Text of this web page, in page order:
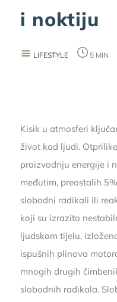
i noktiju
LIFESTYLE 5 MIN
Kisik u atmosferi
život kod ljudi.
proizvodnju energije i
međutim, preostalih
slobodni radikali ili
koji su izrazito
ljudskom tijelu,
ispušnih plinova
mnogih drugih
slobodnih radikala.